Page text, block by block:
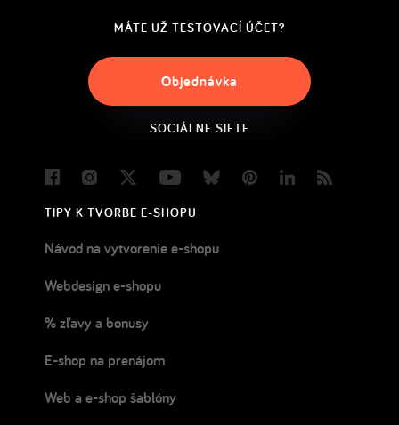
MÁTE UŽ TESTOVACÍ ÚČET?
Objednávka
SOCIÁLNE SIETE
FacebookInstagram
Twitter YoutubeBlueskyPinterestLinkedIn
TIPY K TVORBE E-SHOPU
Návod na vytvorenie e-shopu
Webdesign e-shopu
% zľavy a bonusy
E-shop na prenájom
Web a e-shop šablóny